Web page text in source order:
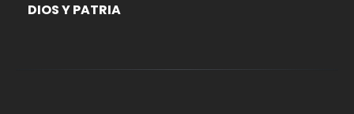
DIOS Y PATRIA